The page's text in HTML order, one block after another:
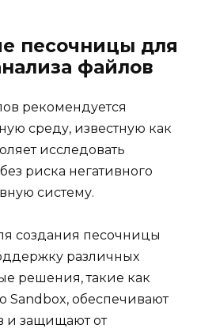
песочницы для
файлов
рекомендуется
среду, известную как
исследовать
риска негативного
систему.
создания песочницы
различных
решения, такие как
Sandbox, обеспечивают
и защищают от